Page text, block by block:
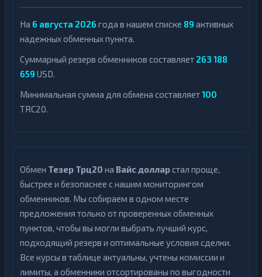
На 6 августа 2026 года в нашем списке 89 активных
надежных обменных пункта.
Суммарный резерв обменников составляет 263 188
659 USD.
Минимальная сумма для обмена составляет100
TRC20.
Обмен Тезер Трц20 на Вайс долларстал проще,
быстрее и безопаснее с нашим мониторингом
обменников. Мы собираем в одном месте
предложения только от проверенных обменных
пунктов, чтобы вы могли выбрать лучший курс,
подходящий резерв и оптимальные условия сделки.
Все курсы в таблице актуальны, учтены комиссии и
лимиты, а обменники отсортированы по выгодности